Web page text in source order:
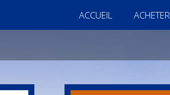
ACCUEIL ACHETER